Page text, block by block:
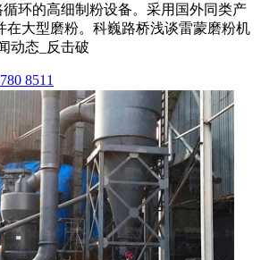
环的高细制粉设备。采用国外同类产
在大型磨粉。科巍路桥浅谈雷蒙磨粉机
动态_反击破
8511